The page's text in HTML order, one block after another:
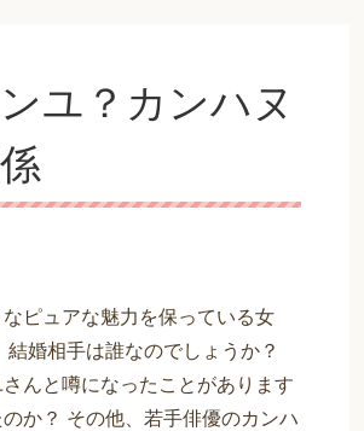
ユ？カンハヌ
ピュアな魅力を保っている女
婚相手は誰なのでしょうか？
んと噂になったことがあります
か？ その他、若手俳優のカンハ